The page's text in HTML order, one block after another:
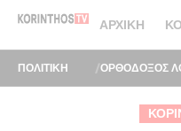
ΑΡΧΙΚΉ
ΠΟΛΙΤΙΚΗ ΟΡΘΟΔΟΞΟΣ